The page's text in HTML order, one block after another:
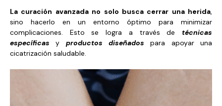
La curación avanzada no solo busca cerrar una herida,
sino hacerlo en un entorno óptimo para minimizar
complicaciones. Esto se logra a través de técnicas
específicasy productos diseñados para apoyar una
cicatrización saludable.